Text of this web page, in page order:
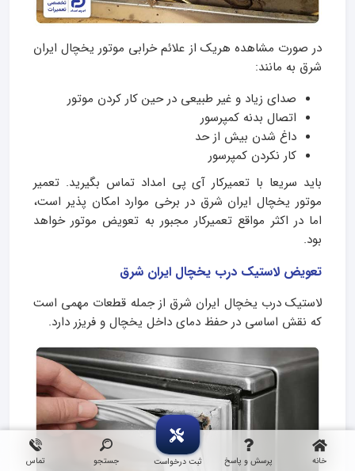
خانه پرسش و پاسخ ثبت درخواست جستجو تماس
در صورت مشاهده هریک از علائم خرابی موتور یخچال ایران
شرق به مانند:
صدای زیاد و غیر طبیعی در حین کار کردن موتور
اتصال بدنه کمپرسور
داغ شدن بیش از حد
کار نکردن کمپرسور
باید سریعا با تعمیرکار آی پی امداد تماس بگیرید. تعمیر
موتور یخچال ایران شرق در برخی موارد امکان‌ پذیر است،
اما در اکثر مواقع تعمیرکار مجبور به تعویض موتور خواهد
بود.
تعویض لاستیک درب یخچال ایران شرق
لاستیک درب یخچال ایران شرق از جمله قطعات مهمی است
که نقش اساسی در حفظ دمای داخل یخچال و فریزر دارد.